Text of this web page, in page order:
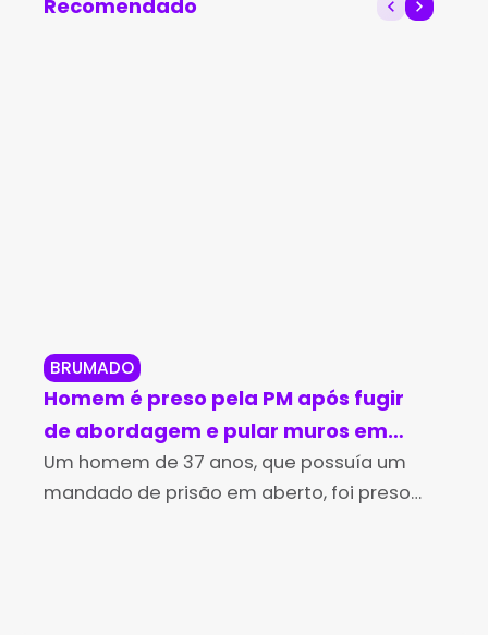
Recomendado
BRUMADO
Homem é preso pela PM após fugir
de abordagem e pular muros em
Brumado
Um homem de 37 anos, que possuía um
mandado de prisão em aberto, foi preso